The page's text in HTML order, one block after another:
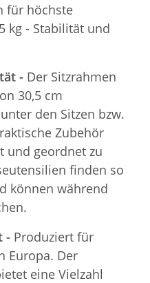
für höchste
kg - Stabilität und
- Der Sitzrahmen
30,5 cm
den Sitzen bzw.
Zubehör
und geordnet zu
finden so
können während
- Produziert für
Europa. Der
eine Vielzahl